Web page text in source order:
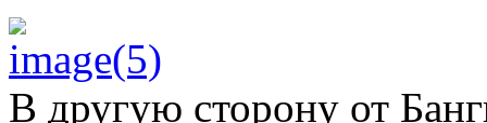
В другую сторону от